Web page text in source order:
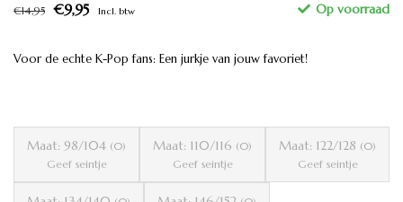
€14,95 €9,95 Incl. btw
Voor de echte K-Pop fans: Een jurkje van jouw favoriet!
Maat: 98/104 (0)
Geef seintje
Maat: 110/116 (0)
Geef seintje
Maat: 122/128 (0)
Geef seintje